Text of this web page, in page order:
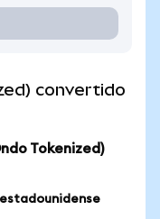
convertido
Tokenized)